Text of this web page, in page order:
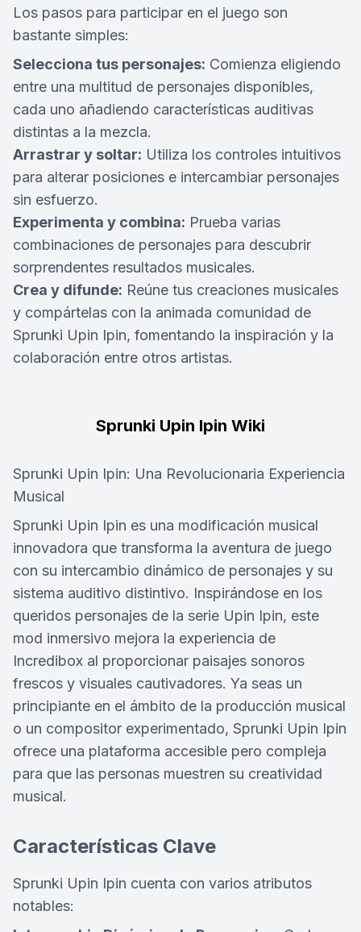
Los pasos para participar en el juego son
bastante simples:
Selecciona tus personajes: Comienza eligiendo
entre una multitud de personajes disponibles,
cada uno añadiendo características auditivas
distintas a la mezcla.
Arrastrar y soltar: Utiliza los controles intuitivos
para alterar posiciones e intercambiar personajes
sin esfuerzo.
Experimenta y combina: Prueba varias
combinaciones de personajes para descubrir
sorprendentes resultados musicales.
Crea y difunde: Reúne tus creaciones musicales
y compártelas con la animada comunidad de
Sprunki Upin Ipin, fomentando la inspiración y la
colaboración entre otros artistas.
Sprunki Upin Ipin Wiki
Sprunki Upin Ipin: Una Revolucionaria Experiencia
Musical
Sprunki Upin Ipin es una modificación musical
innovadora que transforma la aventura de juego
con su intercambio dinámico de personajes y su
sistema auditivo distintivo. Inspirándose en los
queridos personajes de la serie Upin Ipin, este
mod inmersivo mejora la experiencia de
Incredibox al proporcionar paisajes sonoros
frescos y visuales cautivadores. Ya seas un
principiante en el ámbito de la producción musical
o un compositor experimentado, Sprunki Upin Ipin
ofrece una plataforma accesible pero compleja
para que las personas muestren su creatividad
musical.
Características Clave
Sprunki Upin Ipin cuenta con varios atributos
notables: